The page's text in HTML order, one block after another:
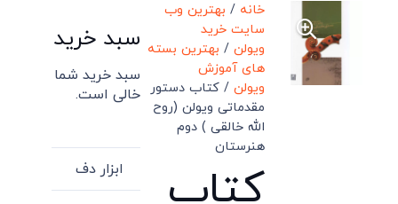
خانه / بهترین وب
سایت خرید
ویولن / بهترین بسته
های آموزش
ویولن / کتاب دستور
مقدماتی ویولن (روح
الله خالقی ) دوم
هنرستان
کتاب
سبد خرید
سبد خرید شما
خالی است.
ابزار دف